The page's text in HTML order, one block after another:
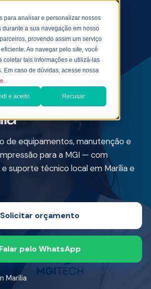
para analisar e personalizar nossos
durante a sua navegação em nosso
provendo assim um serviço
Ao navegar pelo site, você
coletar tais informações e utilizá-las
Em caso de dúvidas, acesse nossa
e aceito Recusar
PARA EMPRESAS
Impressoras
de equipamentos, manutenção e
para a MGI — com
suporte técnico local em Marília e
Solicitar orçamento
Falar pelo WhatsApp
Marília